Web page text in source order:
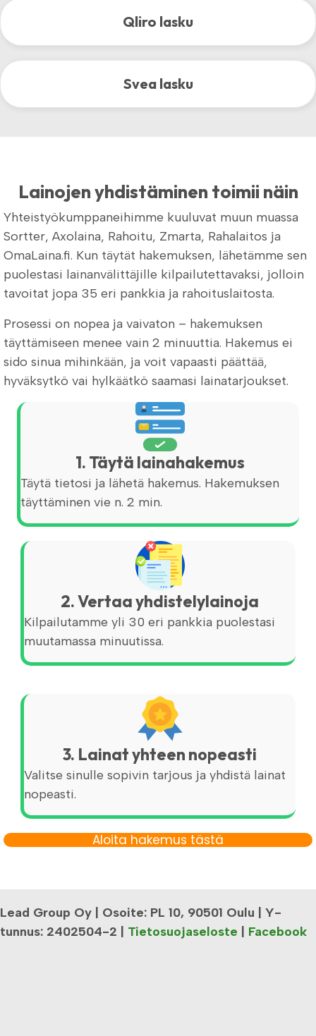
Qliro lasku
Svea lasku
Lainojen yhdistäminen toimii näin
Yhteistyökumppaneihimme kuuluvat muun muassa
Sortter, Axolaina, Rahoitu, Zmarta, Rahalaitos ja
OmaLaina.fi. Kun täytät hakemuksen, lähetämme sen
puolestasi lainanvälittäjille kilpailutettavaksi, jolloin
tavoitat jopa 35 eri pankkia ja rahoituslaitosta.
Prosessi on nopea ja vaivaton – hakemuksen
täyttämiseen menee vain 2 minuuttia. Hakemus ei
sido sinua mihinkään, ja voit vapaasti päättää,
hyväksytkö vai hylkäätkö saamasi lainatarjoukset.
1. Täytä lainahakemus
Täytä tietosi ja lähetä hakemus. Hakemuksen
täyttäminen vie n. 2 min.
2. Vertaa yhdistelylainoja
Kilpailutamme yli 30 eri pankkia puolestasi
muutamassa minuutissa.
3. Lainat yhteen nopeasti
Valitse sinulle sopivin tarjous ja yhdistä lainat
nopeasti.
Aloita hakemus tästä
Lead Group Oy | Osoite: PL 10, 90501 Oulu | Y-
tunnus: 2402504-2 | Tietosuojaseloste Facebook